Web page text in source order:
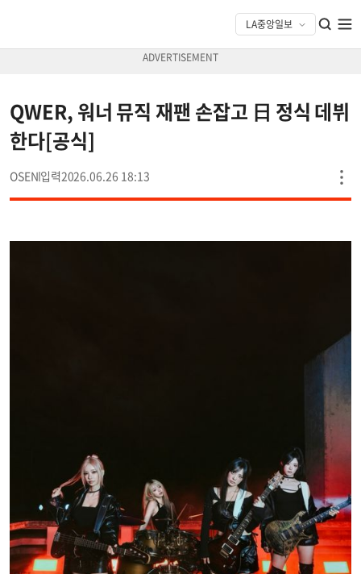
QWER, 워너 뮤직 재팬 손잡고 日 정식 데뷔
한다[공식]
OSEN 2026.06.26 18:13